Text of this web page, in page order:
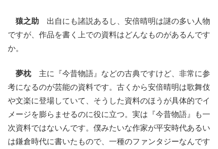
猿之助 出自にも諸説あるし、安倍晴明は謎の多い人物
ですが、作品を書く上での資料はどんなものがあるんです
か。
夢枕主に『今昔物語』などの古典ですけど、非常に参
考になるのが芸能の資料です。古くから安倍晴明は歌舞伎
や文楽に登場していて、そうした資料のほうが具体的でイ
メージを膨らませるのに役に立つ。実は『今昔物語』も一
次資料ではないんです。僕みたいな作家が平安時代あるい
は鎌倉時代に書いたもので、一種のファンタジーなんです